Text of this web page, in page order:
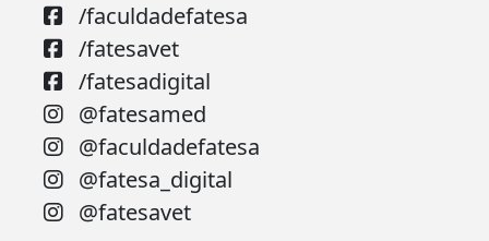
/faculdadefatesa
/fatesavet
/fatesadigital
@fatesamed
@faculdadefatesa
@fatesa_digital
@fatesavet